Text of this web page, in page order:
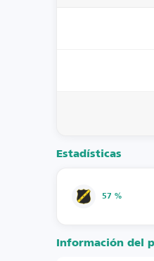
Estadísticas
57 %
Información del